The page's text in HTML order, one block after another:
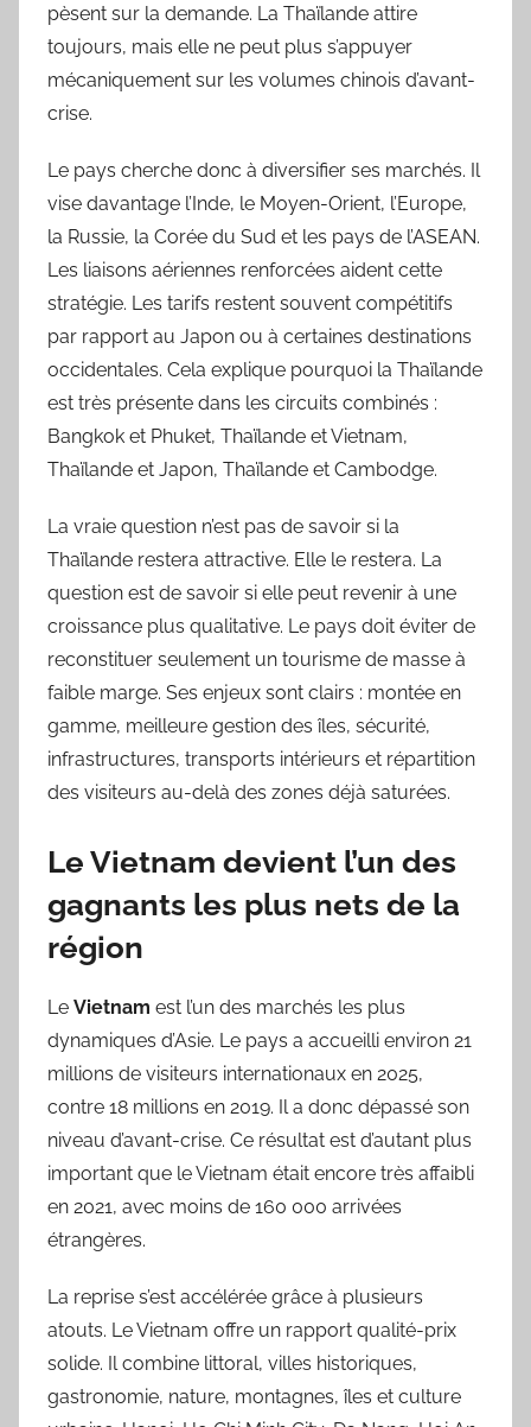
pèsent sur la demande. La Thaïlande attire
toujours, mais elle ne peut plus s’appuyer
mécaniquement sur les volumes chinois d’avant-
crise.
Le pays cherche donc à diversifier ses marchés. Il
vise davantage l’Inde, le Moyen-Orient, l’Europe,
la Russie, la Corée du Sud et les pays de l’ASEAN.
Les liaisons aériennes renforcées aident cette
stratégie. Les tarifs restent souvent compétitifs
par rapport au Japon ou à certaines destinations
occidentales. Cela explique pourquoi la Thaïlande
est très présente dans les circuits combinés :
Bangkok et Phuket, Thaïlande et Vietnam,
Thaïlande et Japon, Thaïlande et Cambodge.
La vraie question n’est pas de savoir si la
Thaïlande restera attractive. Elle le restera. La
question est de savoir si elle peut revenir à une
croissance plus qualitative. Le pays doit éviter de
reconstituer seulement un tourisme de masse à
faible marge. Ses enjeux sont clairs : montée en
gamme, meilleure gestion des îles, sécurité,
infrastructures, transports intérieurs et répartition
des visiteurs au-delà des zones déjà saturées.
Le Vietnam devient l’un des
gagnants les plus nets de la
région
Le Vietnam est l’un des marchés les plus
dynamiques d’Asie. Le pays a accueilli environ 21
millions de visiteurs internationaux en 2025,
contre 18 millions en 2019. Il a donc dépassé son
niveau d’avant-crise. Ce résultat est d’autant plus
important que le Vietnam était encore très affaibli
en 2021, avec moins de 160 000 arrivées
étrangères.
La reprise s’est accélérée grâce à plusieurs
atouts. Le Vietnam offre un rapport qualité-prix
solide. Il combine littoral, villes historiques,
gastronomie, nature, montagnes, îles et culture